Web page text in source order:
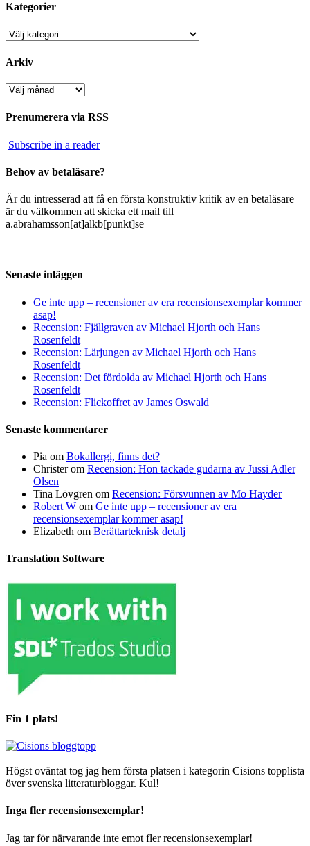
Kategorier
Kategorier
Arkiv
Arkiv
Prenumerera via RSS
Subscribe in a reader
Behov av betaläsare?
Är du intresserad att få en första konstruktiv kritik av en betaläsare
är du välkommen att skicka ett mail till
a.abrahamsson[at]alkb[punkt]se
Senaste inläggen
Ge inte upp – recensioner av era recensionsexemplar kommer
asap!
Recension: Fjällgraven av Michael Hjorth och Hans
Rosenfeldt
Recension: Lärjungen av Michael Hjorth och Hans
Rosenfeldt
Recension: Det fördolda av Michael Hjorth och Hans
Rosenfeldt
Recension: Flickoffret av James Oswald
Senaste kommentarer
Pia om Bokallergi, finns det?
Christerom Recension: Hon tackade gudarna av Jussi Adler
Olsen
Tina Lövgren om Recension: Försvunnen av Mo Hayder
Robert W om Ge inte upp – recensioner av era
recensionsexemplar kommer asap!
Elizabeth om Berättarteknisk detalj
Translation Software
Fin 1 plats!
Högst oväntat tog jag hem första platsen i kategorin Cisions topplista
över svenska litteraturbloggar. Kul!
Inga fler recensionsexemplar!
Jag tar för närvarande inte emot fler recensionsexemplar!